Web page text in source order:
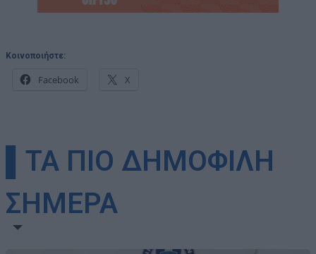
Κοινοποιήστε:
Facebook X
▌ΤΑ ΠΙΟ ΔΗΜΟΦΙΛΗ
ΣΗΜΕΡΑ